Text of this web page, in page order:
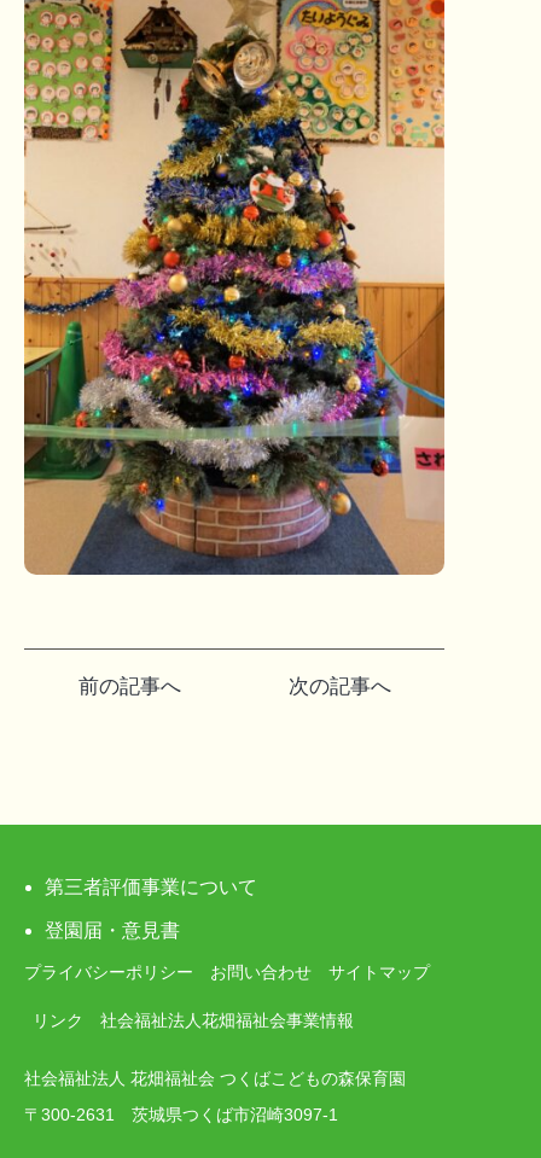
ビ
ゲ
ー
シ
ョ
ン
前の記事へ 次の記事へ
第三者評価事業について
登園届・意見書
プライバシーポリシー お問い合わせ サイトマップ
リンク 社会福祉法人花畑福祉会事業情報
社会福祉法人 花畑福祉会 つくばこどもの森保育園
〒300-2631 茨城県つくば市沼崎3097-1